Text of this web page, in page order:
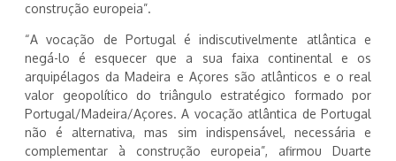
construção europeia”.
“A vocação de Portugal é indiscutivelmente atlântica e
negá-lo é esquecer que a sua faixa continental e os
arquipélagos da Madeira e Açores são atlânticos e o real
valor geopolítico do triângulo estratégico formado por
Portugal/Madeira/Açores. A vocação atlântica de Portugal
não é alternativa, mas sim indispensável, necessária e
complementar à construção europeia”, afirmou Duarte